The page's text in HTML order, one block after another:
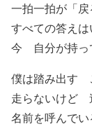
一拍一拍が「戻
すべての答え
今 自分が持っ
僕は踏み出す
走らないけど
名前を呼んで